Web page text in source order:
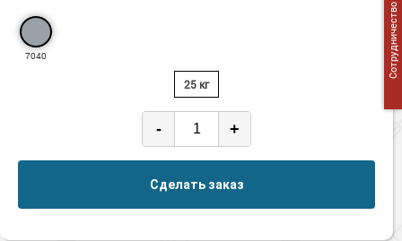
7040
25 кг
- +
Сделать заказ
Сотрудничество